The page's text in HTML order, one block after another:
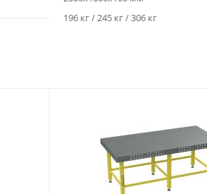
196 кг / 245 кг / 306 кг